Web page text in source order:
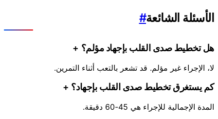
الأسئلة الشائعة#
هل تخطيط صدى القلب بإجهاد مؤلم؟ +
لا، الإجراء غير مؤلم. قد تشعر بالتعب أثناء التمرين.
كم يستغرق تخطيط صدى القلب بإجهاد؟ +
المدة الإجمالية للإجراء هي 45-60 دقيقة.